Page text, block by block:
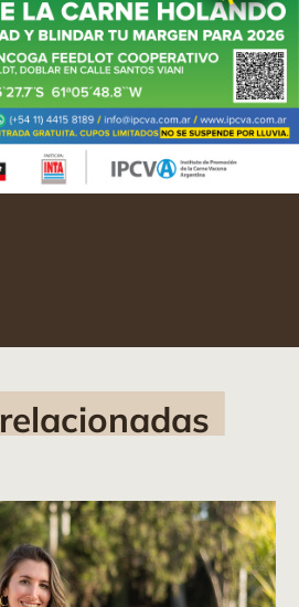
relacionadas